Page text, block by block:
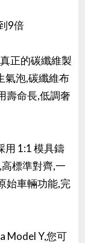
9倍
正的碳纖維製
氣泡,碳纖維布
壽命長,低調奢
用 1:1 模具鑄
標準對齊,一
始車輛功能,完
Model Y,您可